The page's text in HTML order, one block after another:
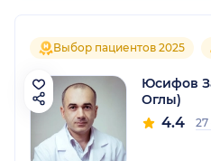
Выбор пациентов 2025
Юсифов
Оглы)
4.4